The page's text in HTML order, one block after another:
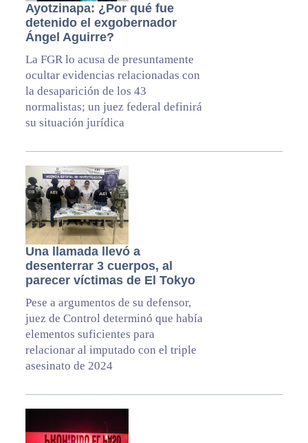
Ayotzinapa: ¿Por qué fue
detenido el exgobernador
Ángel Aguirre?
La FGR lo acusa de presuntamente
ocultar evidencias relacionadas con
la desaparición de los 43
normalistas; un juez federal definirá
su situación jurídica
Una llamada llevó a
desenterrar 3 cuerpos, al
parecer víctimas de El Tokyo
Pese a argumentos de su defensor,
juez de Control determinó que había
elementos suficientes para
relacionar al imputado con el triple
asesinato de 2024